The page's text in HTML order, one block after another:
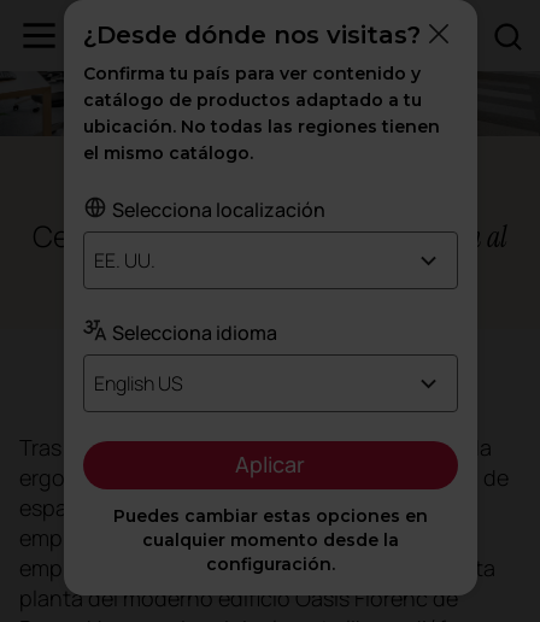
Centropol, unas oficinas quemiran al
Tras convivir durante años con una inadecuada
ergonomía en el entorno de trabajo y una falta de
espacio derivada del rápido crecimiento de la
empresa y el aumento de su número de
empleados, Centropol se ha mudado a la quinta
planta del moderno edificio Oasis Florenc de
¿Desde dónde nos visitas?
Confirma tu país para ver contenido y
catálogo de productos adaptado a tu
ubicación. No todas las regiones tienen
el mismo catálogo.
Selecciona localización
EE. UU.
Selecciona idioma
English US
Aplicar
Puedes cambiar estas opciones en
cualquier momento desde la
configuración.